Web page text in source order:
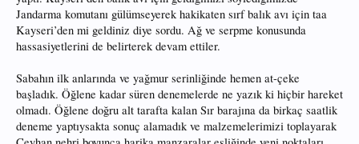
Jandarma komutanı gülümseyerek hakikaten sırf balık avı için taa
Kayseri’den mi geldiniz diye sordu. Ağ ve serpme konusunda
hassasiyetlerini de belirterek devam ettiler.
Sabahın ilk anlarında ve yağmur serinliğinde hemen at-çeke
başladık. Öğlene kadar süren denemelerde ne yazık ki hiçbir hareket
olmadı. Öğlene doğru alt tarafta kalan Sır barajına da birkaç saatlik
deneme yaptıysakta sonuç alamadık ve malzemelerimizi toplayarak